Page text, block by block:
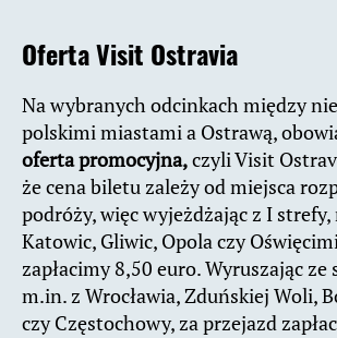
Oferta Visit Ostravia
Na wybranych odcinkach między
polskimi miastami a Ostrawą,
oferta promocyjna,czyli Visit
że cena biletu zależy od miejsca
podróży, więc wyjeżdżając z I strefy,
Katowic, Gliwic, Opola czy
zapłacimy 8,50 euro. Wyruszając
m.in. z Wrocławia, Zduńskiej Woli,
czy Częstochowy, za przejazd